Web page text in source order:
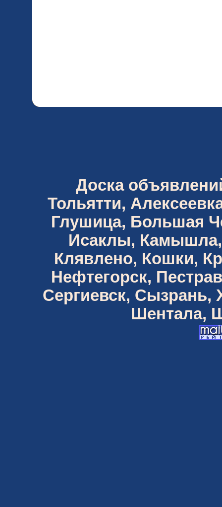
Доска
Тольятти,
Глушица, Большая
Исаклы, Камышла,
Клявлено, Кошки,
Нефтегорск,
Сергиевск,
Шентала,